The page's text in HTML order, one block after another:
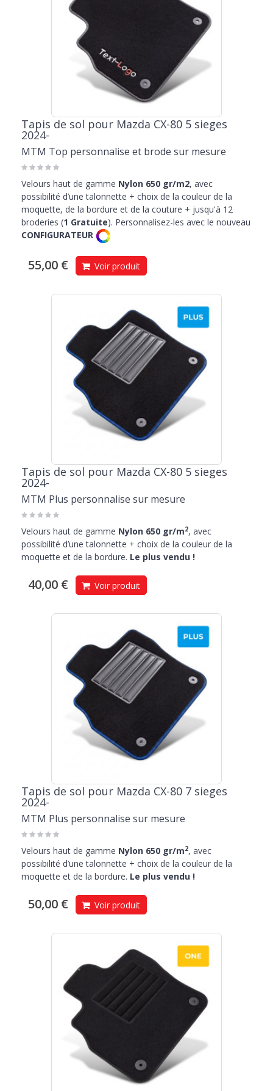
Tapis de sol pour Mazda CX-80 5 sieges
2024-
MTM Top personnalise et brode sur mesure
Velours haut de gamme Nylon 650 gr/m2, avec
possibilité d’une talonnette + choix de la couleur de la
moquette, de la bordure et de la couture + jusqu'à 12
broderies (1 Gratuite). Personnalisez-les avec le nouveau
CONFIGURATEUR
55,00 € Voir produit
Tapis de sol pour Mazda CX-80 5 sieges
2024-
MTM Plus personnalise sur mesure
Velours haut de gamme Nylon 650 gr/m2, avec
possibilité d’une talonnette + choix de la couleur de la
moquette et de la bordure. Le plus vendu !
40,00 € Voir produit
Tapis de sol pour Mazda CX-80 7 sieges
2024-
MTM Plus personnalise sur mesure
Velours haut de gamme Nylon 650 gr/m2, avec
possibilité d’une talonnette + choix de la couleur de la
moquette et de la bordure. Le plus vendu !
50,00 € Voir produit